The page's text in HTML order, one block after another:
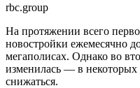
rbc.group
На протяжении всего
новостройки ежемесячно
мегаполисах. Однако во
изменилась — в
снижаться.